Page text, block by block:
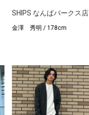
SHIPS なんばパークス店
金澤 秀明 / 178cm